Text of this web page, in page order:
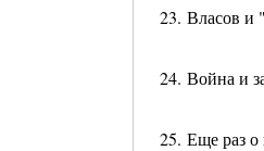
23. Власов и
24. Война и
25. Еще раз